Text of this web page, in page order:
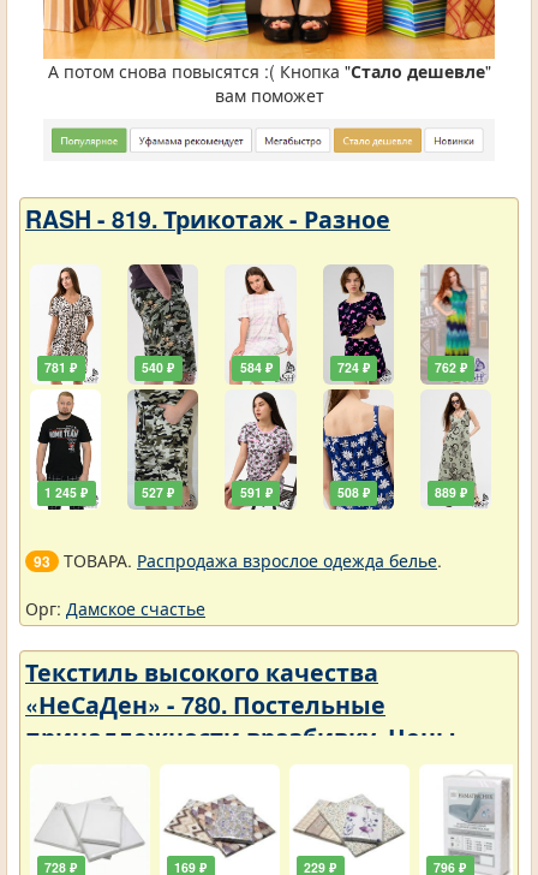
А потом снова повысятся :( Кнопка "Стало дешевле"
вам поможет
RASH - 819. Трикотаж - Разное
781 ₽
1 245 ₽
540 ₽
527 ₽
584 ₽
591 ₽
724 ₽
508 ₽
762 ₽
889 ₽
93 ТОВАРА. Распродажа взрослое одежда белье.
Орг: Дамское счастье
Текстиль высокого качества
«НеСаДен» - 780. Постельные
принадлежности вразбивку. Цены
упали
728 ₽ 169 ₽ 229 ₽ 796 ₽